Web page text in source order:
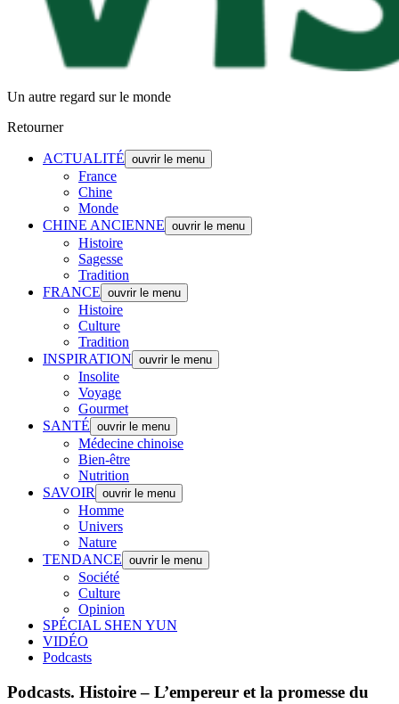
Un autre regard sur le monde
Retourner
ACTUALITÉ ouvrir le menu
France
Chine
Monde
CHINE ANCIENNE ouvrir le menu
Histoire
Sagesse
Tradition
FRANCE ouvrir le menu
Histoire
Culture
Tradition
INSPIRATION ouvrir le menu
Insolite
Voyage
Gourmet
SANTÉ ouvrir le menu
Médecine chinoise
Bien-être
Nutrition
SAVOIR
ouvrir le menu
Homme
Univers
Nature
TENDANCE ouvrir le menu
Société
Culture
Opinion
SPÉCIAL SHEN YUN
VIDÉO
Podcasts
Podcasts. Histoire – L’empereur et la promesse du